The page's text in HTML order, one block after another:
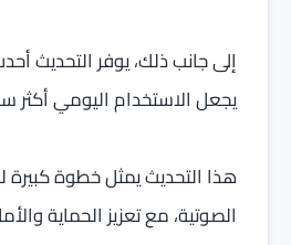
إلى جانب ذلك، يوفر التحديث
يجعل الاستخدام اليومي أكثر
الصوتية، مع تعزيز الحماية